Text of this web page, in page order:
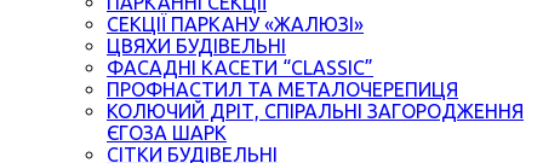
СЕКЦІЇ ПАРКАНУ «ЖАЛЮЗІ»
ЦВЯХИ БУДІВЕЛЬНІ
ФАСАДНІ КАСЕТИ “CLASSIC”
ПРОФНАСТИЛ ТА МЕТАЛОЧЕРЕПИЦЯ
КОЛЮЧИЙ ДРІТ, СПІРАЛЬНІ ЗАГОРОДЖЕННЯ
ЄГОЗА ШАРК
СІТКИ БУДІВЕЛЬНІ